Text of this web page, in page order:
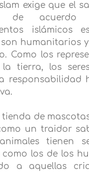
exige que el
de
islámicos
son humanitarios
Como los
tierra, los
responsabilidad
de
un traidor
tienen
los de los
a aquellas